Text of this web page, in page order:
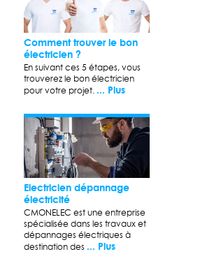
Comment trouver le bon
électricien ?
En suivant ces 5 étapes, vous
trouverez le bon électricien
pour votre projet. ... Plus
Electricien dépannage
électricité
CMONELEC est une entreprise
spécialisée dans les travaux et
dépannages électriques à
destination des ... Plus